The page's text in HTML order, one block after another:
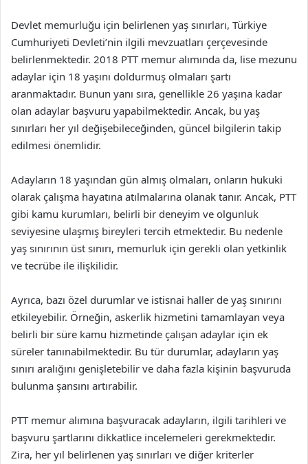
Devlet memurluğu için belirlenen yaş sınırları, Türkiye
Cumhuriyeti Devleti’nin ilgili mevzuatları çerçevesinde
belirlenmektedir. 2018 PTT memur alımında da, lise mezunu
adaylar için 18 yaşını doldurmuş olmaları şartı
aranmaktadır. Bunun yanı sıra, genellikle 26 yaşına kadar
olan adaylar başvuru yapabilmektedir. Ancak, bu yaş
sınırları her yıl değişebileceğinden, güncel bilgilerin takip
edilmesi önemlidir.
Adayların 18 yaşından gün almış olmaları, onların hukuki
olarak çalışma hayatına atılmalarına olanak tanır. Ancak, PTT
gibi kamu kurumları, belirli bir deneyim ve olgunluk
seviyesine ulaşmış bireyleri tercih etmektedir. Bu nedenle
yaş sınırının üst sınırı, memurluk için gerekli olan yetkinlik
ve tecrübe ile ilişkilidir.
Ayrıca, bazı özel durumlar ve istisnai haller de yaş sınırını
etkileyebilir. Örneğin, askerlik hizmetini tamamlayan veya
belirli bir süre kamu hizmetinde çalışan adaylar için ek
süreler tanınabilmektedir. Bu tür durumlar, adayların yaş
sınırı aralığını genişletebilir ve daha fazla kişinin başvuruda
bulunma şansını artırabilir.
PTT memur alımına başvuracak adayların, ilgili tarihleri ve
başvuru şartlarını dikkatlice incelemeleri gerekmektedir.
Zira, her yıl belirlenen yaş sınırları ve diğer kriterler